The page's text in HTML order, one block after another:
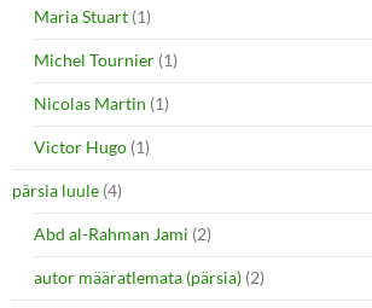
Maria Stuart (1)
Michel Tournier (1)
Nicolas Martin (1)
Victor Hugo (1)
pärsia luule (4)
Abd al-Rahman Jami (2)
autor määratlemata (pärsia) (2)